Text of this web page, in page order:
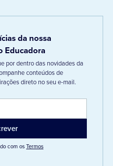
da nossa
Educadora
por dentro das novidades da
conteúdos de
direto no seu e-mail.
com osTermos